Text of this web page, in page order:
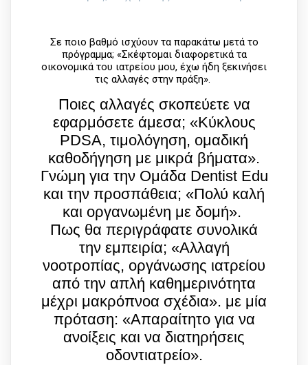
Σε ποιο βαθμό ισχύουν τα παρακάτω μετά το
πρόγραμμα; «Σκέφτομαι διαφορετικά τα
οικονομικά του ιατρείου μου, έχω ήδη ξεκινήσει
τις αλλαγές στην πράξη».
Ποιες αλλαγές σκοπεύετε να
εφαρμόσετε άμεσα; «Κύκλους
PDSA, τιμολόγηση, ομαδική
καθοδήγηση με μικρά βήματα».
Γνώμη για την Ομάδα Dentist Edu
και την προσπάθεια; «Πολύ καλή
και οργανωμένη με δομή».
Πως θα περιγράφατε συνολικά
την εμπειρία; «Αλλαγή
νοοτροπίας, οργάνωσης ιατρείου
από την απλή καθημερινότητα
μέχρι μακρόπνοα σχέδια». με μία
πρόταση: «Απαραίτητο για να
ανοίξεις και να διατηρήσεις
οδοντιατρείο».